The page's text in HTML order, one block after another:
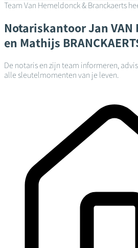
Team Van Hemeldonck & Branckaerts
NotariskantoorJan VAN
en Mathijs
De notaris en zijn team informeren,
alle sleutelmomenten van je leven.